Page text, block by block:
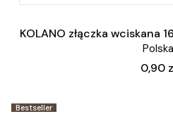
KOLANO złączka wciskana
Polska
Cena
0,90
Bestseller